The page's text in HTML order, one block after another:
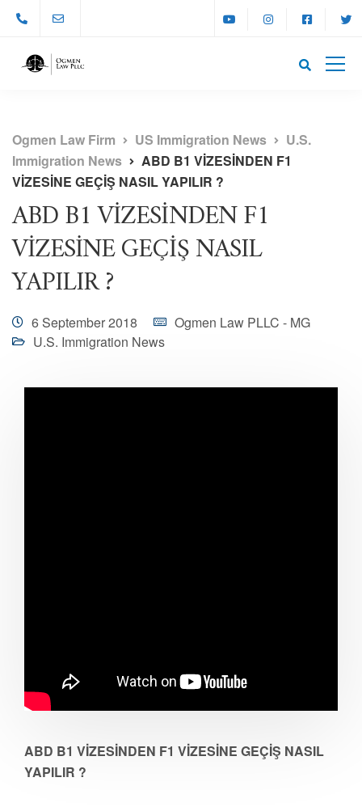
Ogmen Law Firm US Immigration News
U.S.
Immigration News
ABD B1 VİZESİNDEN F1
VİZESİNE GEÇİŞ NASIL YAPILIR ?
ABD B1 VİZESİNDEN F1
VİZESİNE GEÇİŞ NASIL
YAPILIR ?
6 September 2018
Ogmen Law PLLC - MG
U.S. Immigration News
ABD B1 VİZESİNDEN F1 VİZESİNE GEÇİŞ NASIL
YAPILIR ?